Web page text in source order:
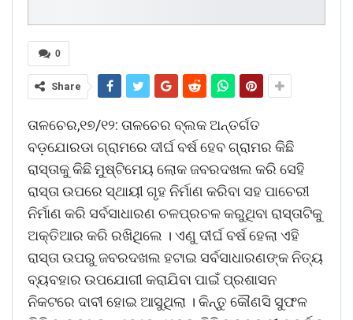
0
Share
ତାଳଚେର,୧୭/୧୨: ତାଳଚେର ବ୍ଲକ ଅନ୍ତର୍ଗତ
ବଡ଼ଯୋରଡା ଗ୍ରାମରେ ଦୀର୍ଘ ବର୍ଷ ହେବ ଗ୍ରାମର କିଛି
ରାସ୍ତାକୁ କିଛି ମୁଷ୍ଟିମେୟ ଲୋକ ଜବରଦଖଲ କରି ସେହି
ରାସ୍ତା ଉପରେ ସ୍ଥାୟୀ ଗୃହ ନିର୍ମାଣ କରିବା ସହ ପାଚେରୀ
ନିର୍ମାଣ କରି ସର୍ବସାଧାରଣ ଚଳପ୍ରଚଳ କରୁଥିବା ରାସ୍ତାଟିକୁ
ଅକ୍ତିଆର କରି ରଖିଥିଲେ । ଏଣୁ ଦୀର୍ଘ ବର୍ଷ ହେଲା ଏହି
ରାସ୍ତା ଉପରୁ ଜବରଦଖଲ ହଟାଇ ସର୍ବସାଧାରଣଙ୍କ ନିତ୍ୟ
ବ୍ୟବହାର ଉପଯୋଗୀ କରାଯିବା ପାଇଁ ପ୍ରଶାସନ
ନିକଟରେ ଦାବୀ ହୋଇ ଆସୁଥିଲା । କିନ୍ତୁ କୌଣସି ସୁଫଳ